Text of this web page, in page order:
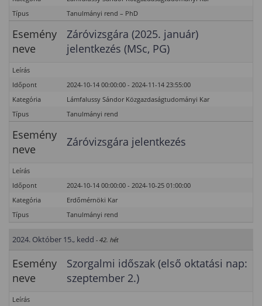
Típus
Tanulmányi rend – PhD
Esemény
neve
Záróvizsgára (2025. január)
jelentkezés (MSc, PG)
Leírás
Időpont
2024-10-14 00:00:00 - 2024-11-14 23:55:00
Kategória
Lámfalussy Sándor Közgazdaságtudományi Kar
Típus
Tanulmányi rend
Esemény
neve
Záróvizsgára jelentkezés
Leírás
Időpont
2024-10-14 00:00:00 - 2024-10-25 01:00:00
Kategória
Erdőmérnöki Kar
Típus
Tanulmányi rend
2024. Október 15., kedd - 42. hét
Esemény
neve
Szorgalmi időszak (első oktatási nap:
szeptember 2.)
Leírás